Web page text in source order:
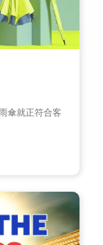
傘就正符合客